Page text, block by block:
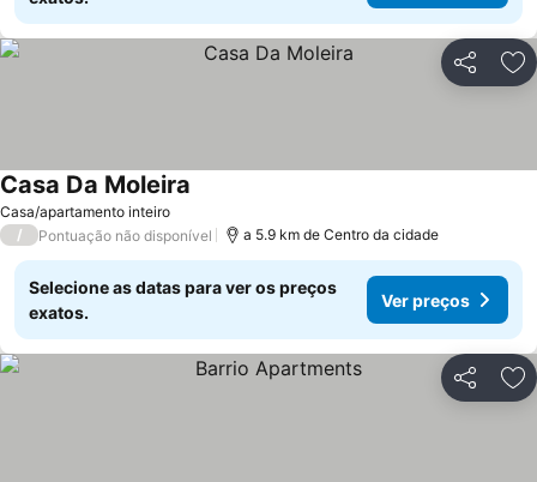
Partilhar
Casa/apartamento inteiro
Casa Da Moleira
/ Pontuação não disponível a 5.9 km de Centro da cidade
Selecione as datas para ver os preços
exatos.
Ver preços
Partilhar